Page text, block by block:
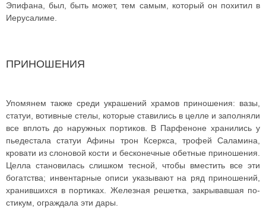
Эпифана, был, быть может, тем самым, который он похитил в
Иерусалиме.
ПРИНОШЕНИЯ
Упомянем также среди украшений храмов приношения: вазы,
статуи, вотивные стелы, которые ставились в целле и заполняли
все вплоть до наружных портиков. В Парфеноне хранились у
пьедестала статуи Афины трон Ксеркса, трофей Саламина,
кровати из слоновой кости и бесконечные обетные приношения.
Целла становилась слишком тесной, чтобы вместить все эти
богатства; инвентарные описи указывают на ряд приношений,
хранившихся в портиках. Железная решетка, закрывавшая по-
стикум, ограждала эти дары.